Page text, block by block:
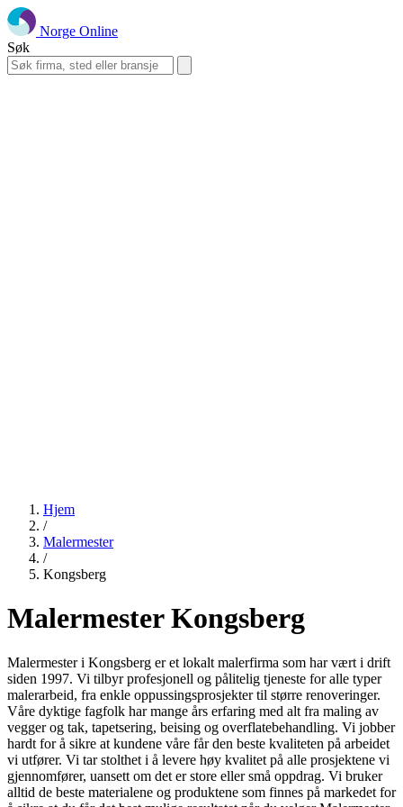
Norge Online
Søk
Hjem
/
Malermester
/
Kongsberg
Malermester Kongsberg
Malermester i Kongsberg er et lokalt malerfirma som har vært i drift
siden 1997. Vi tilbyr profesjonell og pålitelig tjeneste for alle typer
malerarbeid, fra enkle oppussingsprosjekter til større renoveringer.
Våre dyktige fagfolk har mange års erfaring med alt fra maling av
vegger og tak, tapetsering, beising og overflatebehandling. Vi jobber
hardt for å sikre at kundene våre får den beste kvaliteten på arbeidet
vi utfører. Vi tar stolthet i å levere høy kvalitet på alle prosjektene vi
gjennomfører, uansett om det er store eller små oppdrag. Vi bruker
alltid de beste materialene og produktene som finnes på markedet for